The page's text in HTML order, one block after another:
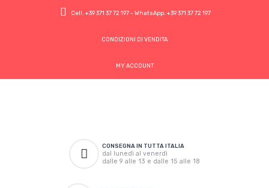
Cell. +39 371 37 72 197- WhatsApp. +39 371 37 72 197
CONDIZIONI DI VENDITA
MY ACCOUNT
CONSEGNA IN TUTTA ITALIA
dal lunedì al venerdì
dalle 9 alle 13 e dalle 15 alle 18